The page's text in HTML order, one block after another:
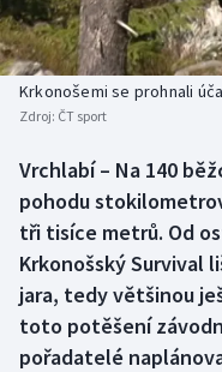
Baseball a softbal
Basketbal
Biatlon
Boby a skeleton
Box
Curling
Dostihy
Soutěže
Historické návraty
Aplikace ČT sport
AZ kvíz
Krkonošemi se prohnali
Zdroj: ČT sport
Vrchlabí – Na 140
pohodu
tři tisíce metrů. Od
Krkonošský Survival
jara, tedy většinou
toto potěšení
pořadatelé